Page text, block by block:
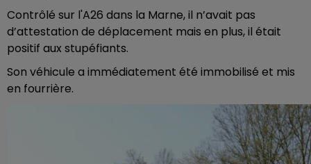
Contrôlé sur l'A26 dans la Marne, il n’avait pas
d’attestation de déplacement mais en plus, il était
positif aux stupéfiants.
Son véhicule a immédiatement été immobilisé et mis
en fourrière.